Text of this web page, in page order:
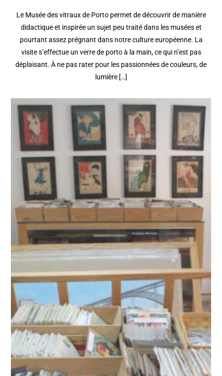
Le Musée des vitraux de Porto permet de découvrir de manière
didactique et inspirée un sujet peu traité dans les musées et
pourtant assez prégnant dans notre culture européenne. La
visite s’effectue un verre de porto à la main, ce qui n’est pas
déplaisant. À ne pas rater pour les passionnées de couleurs, de
lumière […]